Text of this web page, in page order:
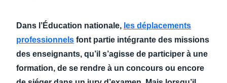
Norway (English)
FRAUDE ET CONFORMITÉ
L’EXPÉRIENCE EMPLOYÉ
Dans l’Éducation nationale, les déplacements
professionnels font partie intégrante des missions
des enseignants, qu’il s’agisse de participer à une
formation, de se rendre à un concours ou encore